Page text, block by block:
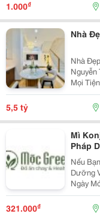
Động
1.000₫
Nhà
Nhà
Nguyễn
Mọi
Cấu:
Sân
5,5 tỷ
Mì
Pháp
Hiện
Nếu
Dưỡng
Ngày
Thì Mì
321.000₫